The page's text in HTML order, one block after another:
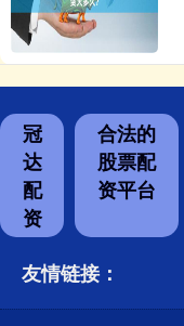
冠
达
配
资
合法的
股票配
资平台
友情链接：